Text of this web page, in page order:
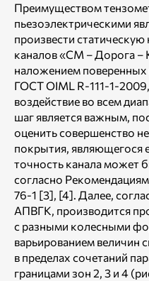
Преимуществом
пьезоэлектрическими
произвести
каналов «СМ – Дорога
наложением поверенных
ГОСТ OIML R-111-1-
воздействие во всем
шаг является важным,
оценить совершенство
покрытия, являющегося
точность канала может
согласно
76-1 [3], [4]. Далее,
АПВГК, производится
с разными колесными
варьированием величин
в пределах сочетаний
границами зон 2, 3 и 4